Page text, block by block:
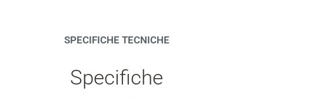
SPECIFICHE TECNICHE
Specifiche